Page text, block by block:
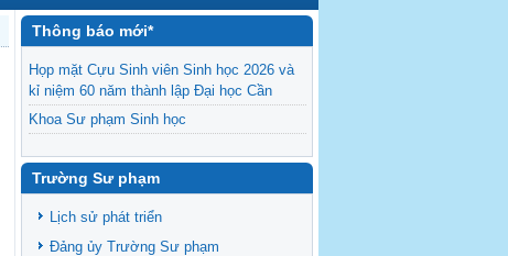
Thông báo mới*
Họp mặt Cựu Sinh viên Sinh học 2026 và
kỉ niệm 60 năm thành lập Đại học Cần
Khoa Sư phạm Sinh học
phạm Sinh học
Mời họp mặt Cựu Sinh viên Bộ môn Sư
phạm Sinh học 2024
Ngành Sư phạm Khoa học Tự nhiên
Trường Sư phạm
Lịch sử phát triển
Đảng ủy Trường Sư phạm